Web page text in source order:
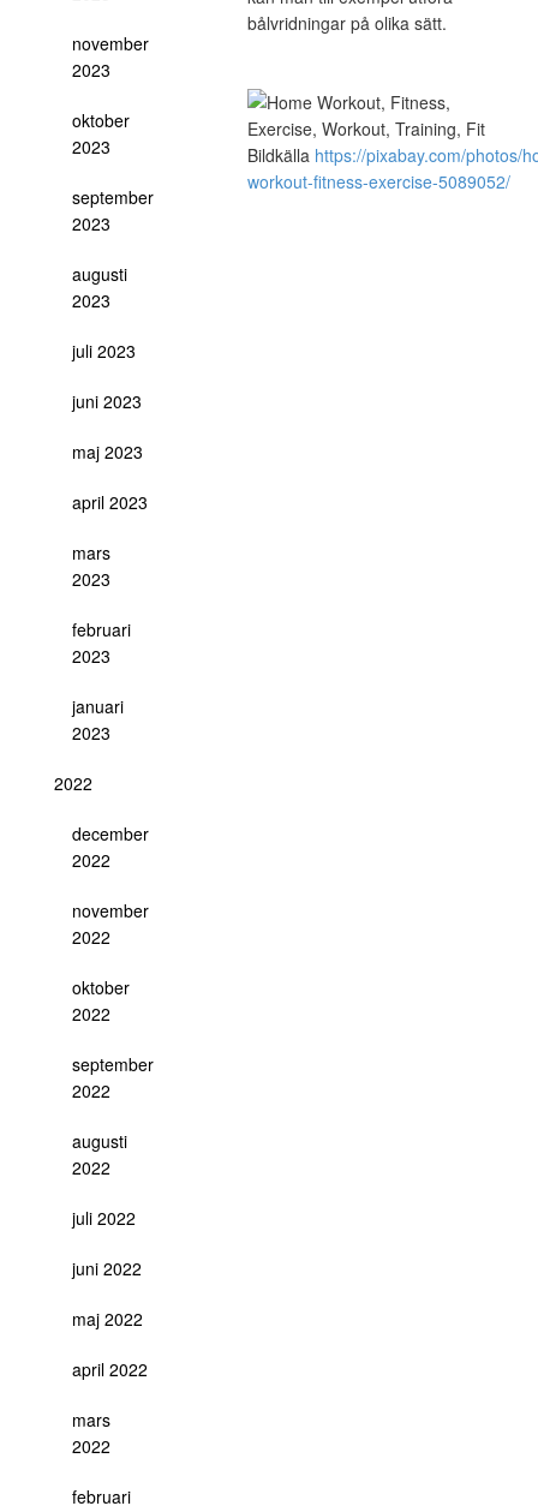
november
2023
oktober
2023
september
2023
augusti
2023
juli 2023
juni 2023
maj 2023
april 2023
mars
2023
februari
2023
januari
2023
2022
december
2022
november
2022
oktober
2022
september
2022
augusti
2022
juli 2022
juni 2022
maj 2022
april 2022
mars
2022
februari
bålvridningar på olika sätt.
Bildkälla https://pixabay.com/photos/
workout-fitness-exercise-5089052/